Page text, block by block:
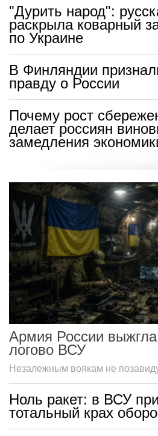
"Дурить народ":
раскрыла коварный
по Украине
В Финляндии
правду о России
Почему рост
делает россиян
замедления
Армия России
логово ВСУ
Незалежным воякам не
Ноль ракет: в ВСУ
тотальный крах